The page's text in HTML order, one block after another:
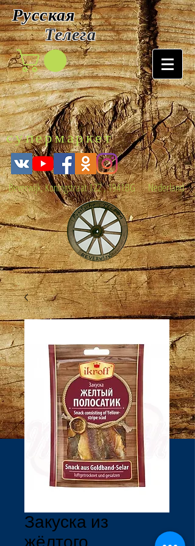
Русская
Телега
супермаркет
Beverwijk, Koningstraat 122 , 1941BG Nederland
Закуска из